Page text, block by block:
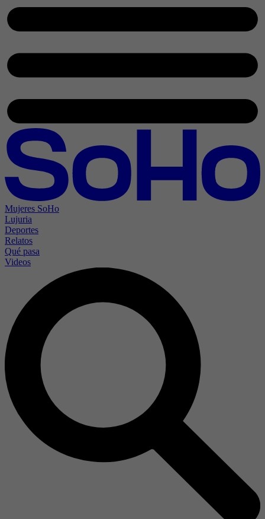
Mujeres SoHo
Lujuria
Deportes
Relatos
Qué pasa
Videos